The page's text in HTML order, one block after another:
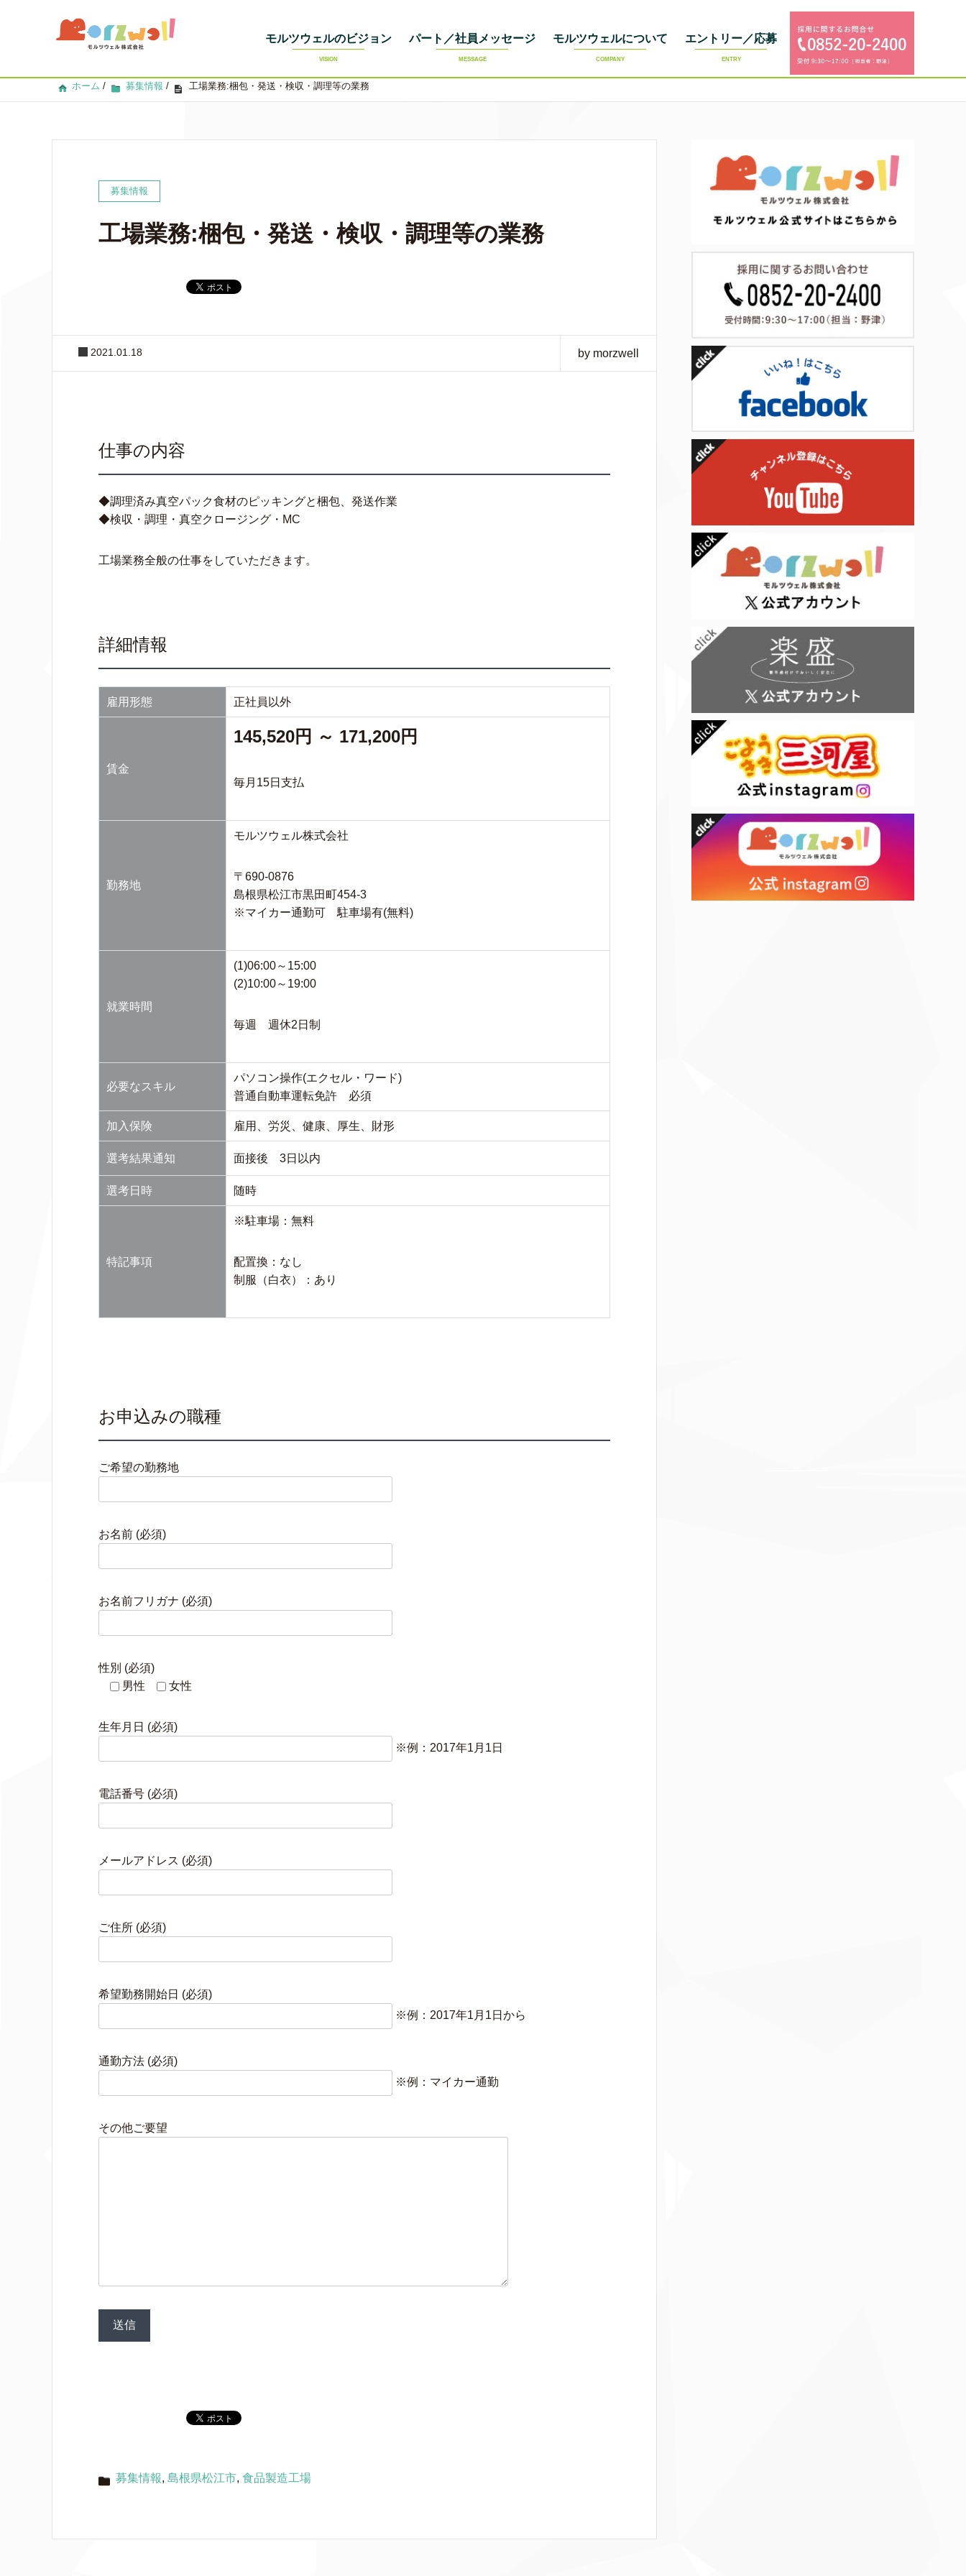
モルツウェルのビジョン
VISION
パート／社員メッセージ
MESSAGE
モルツウェルについて
COMPANY
エントリー／応募
ENTRY
ホーム / 募集情報 / 工場業務:梱包・発送・検収・調理等の業務
募集情報
工場業務:梱包・発送・検収・調理等の業務
2021.01.18 by morzwell
仕事の内容
◆調理済み真空パック食材のピッキングと梱包、発送作業
◆検収・調理・真空クロージング・MC
工場業務全般の仕事をしていただきます。
詳細情報
雇用形態 正社員以外
賃金
145,520円 ～ 171,200円
毎月15日支払
勤務地
モルツウェル株式会社
〒690-0876
島根県松江市黒田町454-3
※マイカー通勤可 駐車場有(無料)
就業時間
(1)06:00～15:00
(2)10:00～19:00
毎週 週休2日制
必要なスキル
パソコン操作(エクセル・ワード)
普通自動車運転免許 必須
加入保険 雇用、労災、健康、厚生、財形
選考結果通知 面接後 3日以内
選考日時 随時
特記事項
※駐車場：無料
配置換：なし
制服（白衣）：あり
お申込みの職種
ご希望の勤務地
お名前 (必須)
お名前フリガナ (必須)
性別 (必須)
男性
女性
生年月日 (必須)
※例：2017年1月1日
電話番号 (必須)
メールアドレス (必須)
ご住所 (必須)
希望勤務開始日 (必須)
※例：2017年1月1日から
通勤方法 (必須)
※例：マイカー通勤
その他ご要望
募集情報, 島根県松江市, 食品製造工場